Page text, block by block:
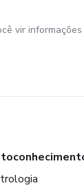
vir informações